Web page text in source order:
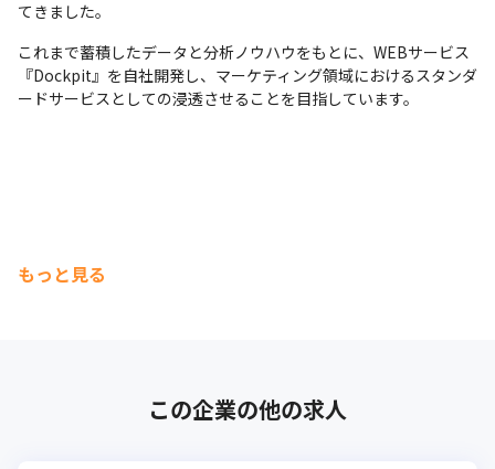
てきました。
これまで蓄積したデータと分析ノウハウをもとに、WEBサービス
『Dockpit』を自社開発し、マーケティング領域におけるスタンダ
ードサービスとしての浸透させることを目指しています。
もっと見る
この企業の他の求人